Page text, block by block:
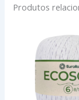
Produtos